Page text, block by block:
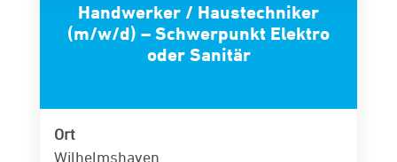
Handwerker / Haustechniker
(m/w/d) – Schwerpunkt Elektro
oder Sanitär
Ort
Wilhelmshaven